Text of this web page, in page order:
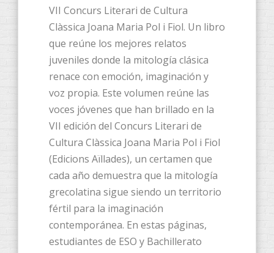
VII Concurs Literari de Cultura
Clàssica Joana Maria Pol i Fiol. Un libro
que reúne los mejores relatos
juveniles donde la mitología clásica
renace con emoción, imaginación y
voz propia. Este volumen reúne las
voces jóvenes que han brillado en la
VII edición del Concurs Literari de
Cultura Clàssica Joana Maria Pol i Fiol
(Edicions Aïllades), un certamen que
cada año demuestra que la mitología
grecolatina sigue siendo un territorio
fértil para la imaginación
contemporánea. En estas páginas,
estudiantes de ESO y Bachillerato